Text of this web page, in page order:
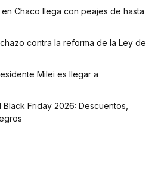
Chaco llega con peajes de hasta
contra la reforma de la Ley de
Milei es llegar a
Friday 2026: Descuentos,